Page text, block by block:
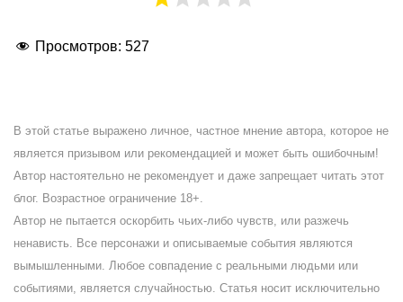
Просмотров: 527
В этой статье выражено личное, частное мнение автора, которое не
является призывом или рекомендацией и может быть ошибочным!
Автор настоятельно не рекомендует и даже запрещает читать этот
блог. Возрастное ограничение 18+.
Автор не пытается оскорбить чьих-либо чувств, или разжечь
ненависть. Все персонажи и описываемые события являются
вымышленными. Любое совпадение с реальными людьми или
событиями, является случайностью. Статья носит исключительно